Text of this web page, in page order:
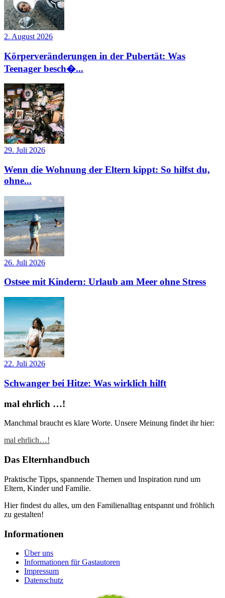
2. August 2026
Körperveränderungen in der Pubertät: Was
Teenager besch�...
29. Juli 2026
Wenn die Wohnung der Eltern kippt: So hilfst du,
ohne...
26. Juli 2026
Ostsee mit Kindern: Urlaub am Meer ohne Stress
22. Juli 2026
Schwanger bei Hitze: Was wirklich hilft
mal ehrlich …!
Manchmal braucht es klare Worte. Unsere Meinung findet ihr hier:
mal ehrlich…!
Das Elternhandbuch
Praktische Tipps, spannende Themen und Inspiration rund um
Eltern, Kinder und Familie.
Hier findest du alles, um den Familienalltag entspannt und fröhlich
zu gestalten!
Informationen
Über uns
Informationen für Gastautoren
Impressum
Datenschutz